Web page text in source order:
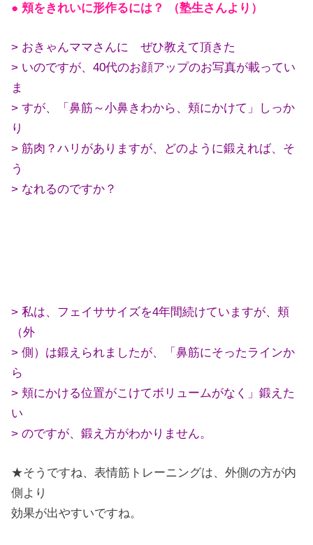
● 頬をきれいに形作るには？ （塾生さんより）
> おきゃんママさんに ぜひ教えて頂きた
> いのですが、40代のお顔アップのお写真が載ってい
ま
> すが、「鼻筋～小鼻きわから、頬にかけて」しっか
り
> 筋肉？ハリがありますが、どのように鍛えれば、そ
う
> なれるのですか？
> 私は、フェイササイズを4年間続けていますが、頬
（外
> 側）は鍛えられましたが、「鼻筋にそったラインか
ら
> 頬にかける位置がこけてボリュームがなく」鍛えた
い
> のですが、鍛え方がわかりません。
★そうですね、表情筋トレーニングは、外側の方が内
側より
効果が出やすいですね。